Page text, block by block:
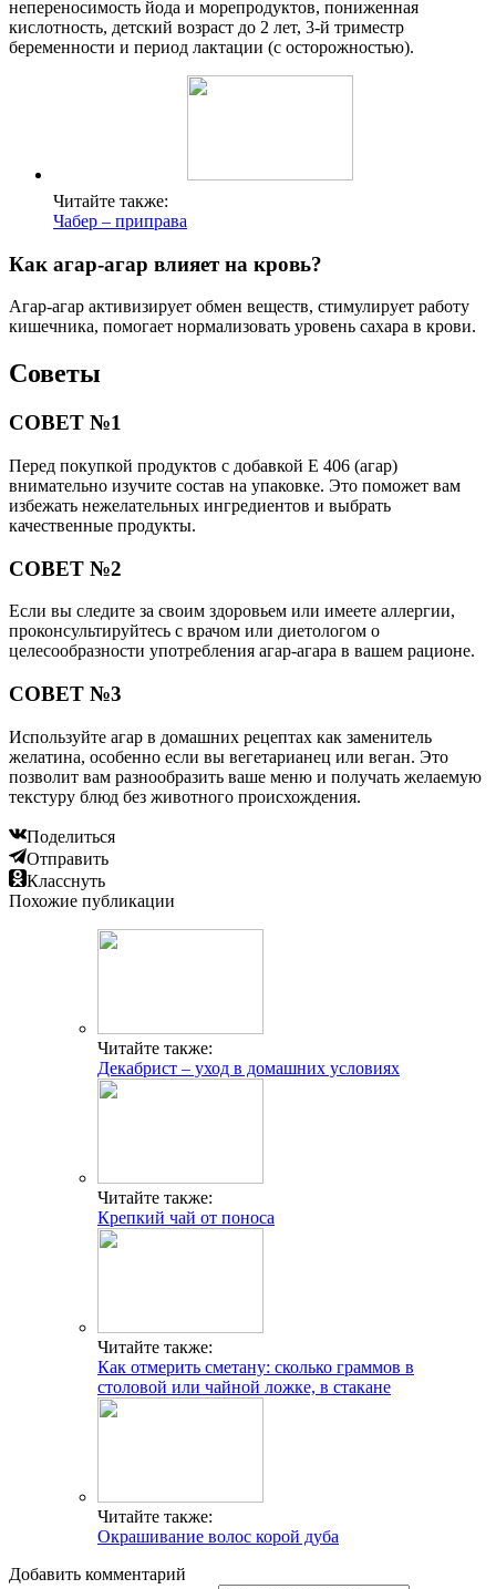
непереносимость йода и морепродуктов, пониженная
кислотность, детский возраст до 2 лет, 3-й триместр
беременности и период лактации (с осторожностью).
Читайте также:
Чабер – приправа
Как агар-агар влияет на кровь?
Агар-агар активизирует обмен веществ, стимулирует работу
кишечника, помогает нормализовать уровень сахара в крови.
Советы
СОВЕТ №1
Перед покупкой продуктов с добавкой Е 406 (агар)
внимательно изучите состав на упаковке. Это поможет вам
избежать нежелательных ингредиентов и выбрать
качественные продукты.
СОВЕТ №2
Если вы следите за своим здоровьем или имеете аллергии,
проконсультируйтесь с врачом или диетологом о
целесообразности употребления агар-агара в вашем рационе.
СОВЕТ №3
Используйте агар в домашних рецептах как заменитель
желатина, особенно если вы вегетарианец или веган. Это
позволит вам разнообразить ваше меню и получать желаемую
текстуру блюд без животного происхождения.
Поделиться
Отправить
Класснуть
Похожие публикации
Читайте также:
Декабрист – уход в домашних условиях
Читайте также:
Крепкий чай от поноса
Читайте также:
Как отмерить сметану: сколько граммов в
столовой или чайной ложке, в стакане
Читайте также:
Окрашивание волос корой дуба
Добавить комментарий